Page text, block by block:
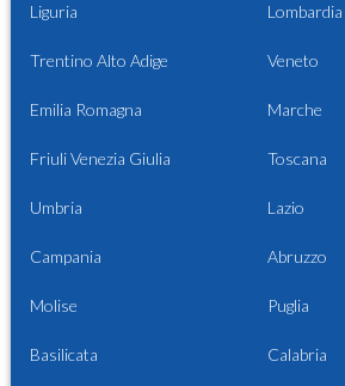
Liguria Lombardia
Trentino Alto Adige Veneto
Emilia Romagna Marche
Friuli Venezia Giulia Toscana
Umbria Lazio
Campania Abruzzo
Molise Puglia
Basilicata Calabria